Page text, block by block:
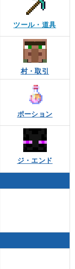
ツール・道具
村・取引
ポーション
ジ・エンド